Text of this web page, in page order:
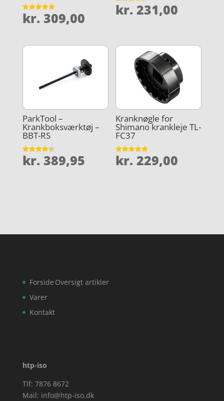
Vurderet
kr. 309,00
Vurderet
4.3
kr. 231,00
ParkTool –
Krankboksværktøj –
BBT-RS
Vurderet
4.4
kr. 389,95
Kranknøgle for
Shimano krankleje TL-
FC37
Vurderet
5
kr. 229,00
Forside
Varer
Kontakt
Oversigt artikler
htp-iso
Tlf: 7876 8672
Mail: info@htp-iso.dk